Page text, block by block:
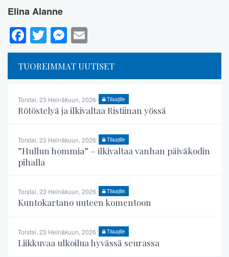
Elina Alanne
Facebook
TwitterMessenger
TUOREIMMAT UUTISET
Torstai, 23 Heinäkuun, 2026 Tilaajille
Rötöstelyä ja ilkivaltaa Ristiinan yössä
Torstai, 23 Heinäkuun, 2026 Tilaajille
”Hullun hommia” – ilkivaltaa vanhan päiväkodin
pihalla
Torstai, 23 Heinäkuun, 2026 Tilaajille
Kuntokartano uuteen komentoon
Torstai, 23 Heinäkuun, 2026 Tilaajille
Liikkuvaa ulkoilua hyvässä seurassa